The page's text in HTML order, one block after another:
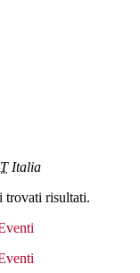
Italia
trovati risultati.